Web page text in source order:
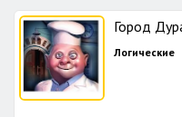
Город
Логические